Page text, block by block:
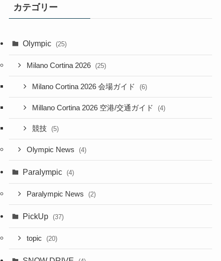
カテゴリー
Olympic (25)
Milano Cortina 2026 (25)
Milano Cortina 2026 会場ガイド (6)
Millano Cortina 2026 空港/交通ガイド (4)
競技 (5)
Olympic News (4)
Paralympic (4)
Paralympic News (2)
PickUp (37)
topic (20)